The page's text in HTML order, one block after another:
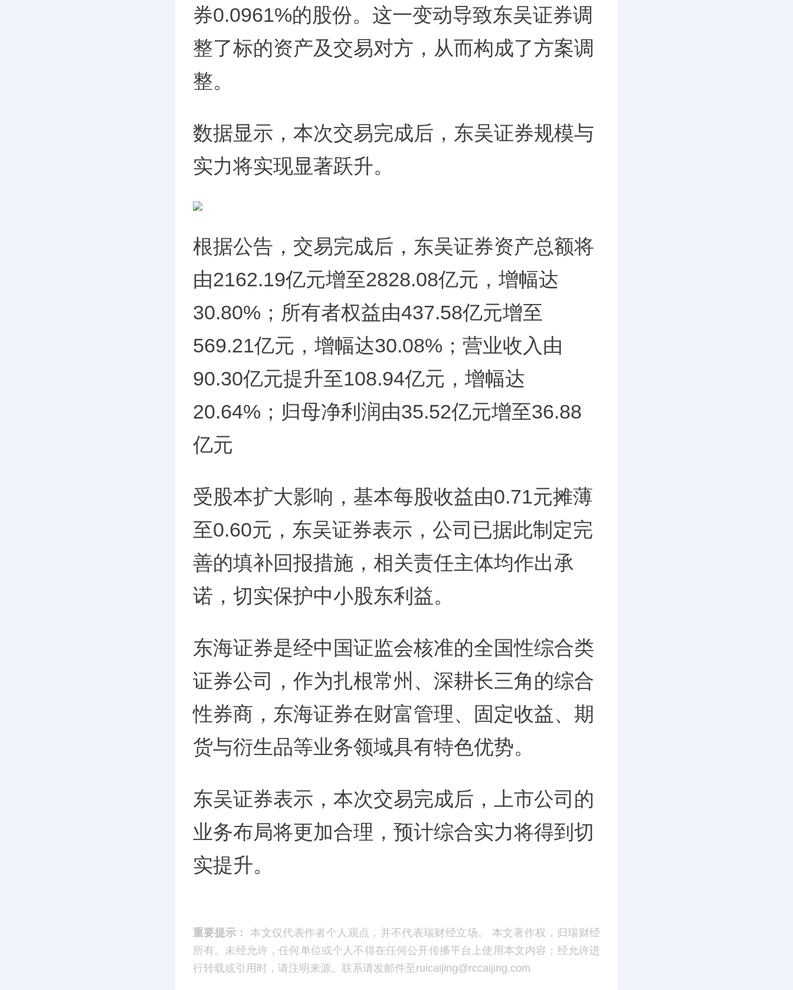
券0.0961%的股份。这一变动导致东吴证券调
整了标的资产及交易对方，从而构成了方案调
整。
数据显示，本次交易完成后，东吴证券规模与
实力将实现显著跃升。
根据公告，交易完成后，东吴证券资产总额将
由2162.19亿元增至2828.08亿元，增幅达
30.80%；所有者权益由437.58亿元增至
569.21亿元，增幅达30.08%；营业收入由
90.30亿元提升至108.94亿元，增幅达
20.64%；归母净利润由35.52亿元增至36.88
亿元
受股本扩大影响，基本每股收益由0.71元摊薄
至0.60元，东吴证券表示，公司已据此制定完
善的填补回报措施，相关责任主体均作出承
诺，切实保护中小股东利益。
东海证券是经中国证监会核准的全国性综合类
证券公司，作为扎根常州、深耕长三角的综合
性券商，东海证券在财富管理、固定收益、期
货与衍生品等业务领域具有特色优势。
东吴证券表示，本次交易完成后，上市公司的
业务布局将更加合理，预计综合实力将得到切
实提升。
重要提示：
本文仅代表作者个人观点，并不代表瑞财经立场。 本文著作权，归瑞财经
所有。未经允许，任何单位或个人不得在任何公开传播平台上使用本文内容；经允许进
行转载或引用时，请注明来源。联系请发邮件至ruicaijing@rccaijing.com